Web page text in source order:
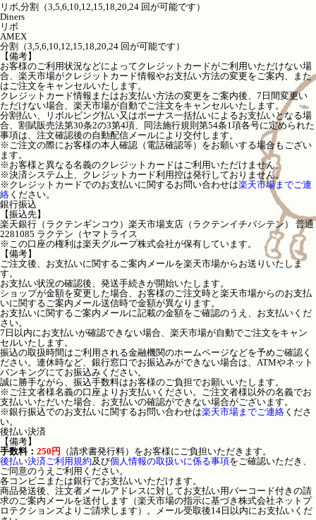
リボ,分割（3,5,6,10,12,15,18,20,24 回が可能です）
Diners
リボ
AMEX
分割（3,5,6,10,12,15,18,20,24 回が可能です）
【備考】
お客様のご利用状況などによってクレジットカードがご利用いただけない場
合、楽天市場がクレジットカード情報やお支払い方法の変更をご案内、また
はご注文をキャンセルいたします。
クレジットカード情報またはお支払い方法の変更をご案内後、7日間変更い
ただけない場合、楽天市場が自動でご注文をキャンセルいたします。
分割払い、リボルビング払い又はボーナス一括払いによるお支払いとなる場
合、割賦販売法第30条2の3第4項、同法施行規則第54条1項各号に定められた
事項は、注文確認後の自動配信メールにより交付します。
※ご注文の際にお客様の本人確認（電話確認等）をお願いする場合もござい
ます。
※お客様と異なる名義のクレジットカードはご利用いただけません。
※決済システム上、クレジットカード利用控は発行しておりません。
※クレジットカードでのお支払いに関するお問い合わせは楽天市場までご連
絡 ください。
銀行振込
【振込先】
楽天銀行（ラクテンギンコウ）楽天市場支店（ラクテンイチバシテン） 普通
2281085 ラクテン（ヤマトライス
※この口座の権利は楽天グループ株式会社が保有しています。
【備考】
ご注文後、お支払いに関するご案内メールを楽天市場からお送りいたしま
す。
お支払い状況の確認後、発送手続きが開始いたします。
ショップが金額を変更した場合、お客様のご注文時と楽天市場からのお支払
いに関するご案内メール送信時で金額が異なります。
お支払いに関するご案内メールに記載の金額をご確認のうえ、お支払いくだ
さい。
7日以内にお支払いが確認できない場合、楽天市場が自動でご注文をキャン
セルいたします。
振込の取扱時間はご利用される金融機関のホームページなどを予めご確認く
ださい。連休時など、銀行窓口でお振込みができない場合は、ATMやネット
バンキングにてお振込みください。
誠に勝手ながら、振込手数料はお客様のご負担でお願いいたします。
※ご注文者様名義の口座よりお支払いください。ご注文者様以外の名義でお
支払いいただいた場合、お支払いの確認ができない場合がございます。
※銀行振込でのお支払いに関するお問い合わせは楽天市場までご連絡 くださ
い。
後払い決済
【備考】
手数料： 250円
（請求書発行料）をお客様にご負担いただきます。
後払い決済ご利用規約及び個人情報の取扱いに係る事項をご確認いただき、
ご同意のうえご利用ください。
各コンビニまたは銀行でお支払いいただけます。
商品発送後、注文者メールアドレスに対してお支払い用バーコード付きの請
求のご案内メールを送付します（楽天市場の指示に基づき株式会社ネットプ
ロテクションズよりご請求します）。メール受取後14日以内にお支払いくだ